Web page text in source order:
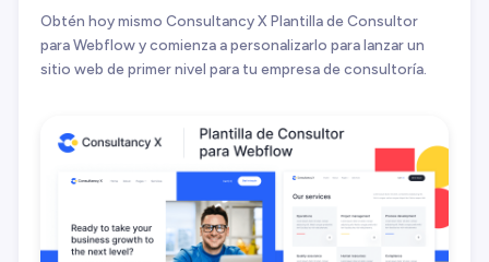
Obtén hoy mismo Consultancy X Plantilla de Consultor
para Webflow y comienza a personalizarlo para lanzar un
sitio web de primer nivel para tu empresa de consultoría.